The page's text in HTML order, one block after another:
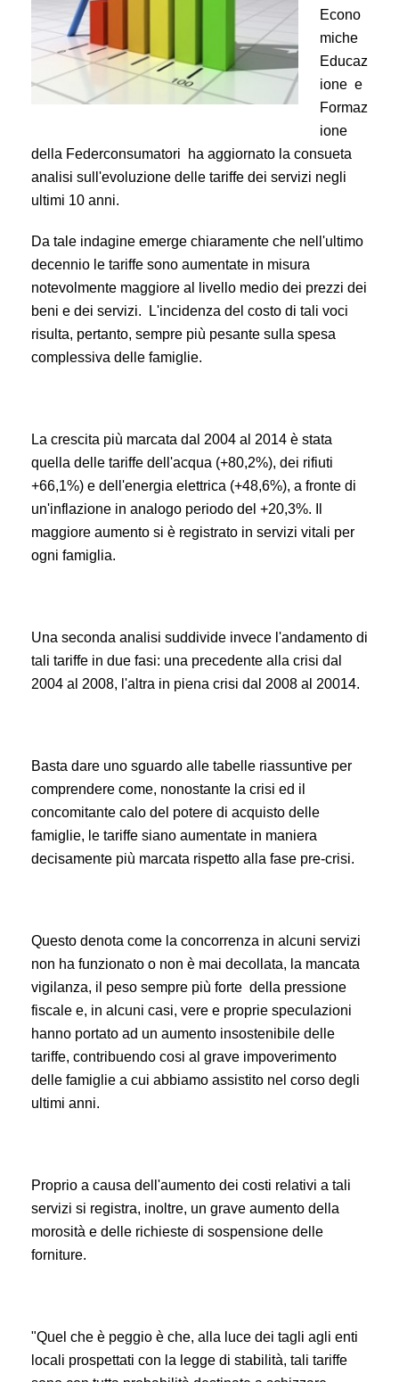
Econo
miche
Educaz
ione e
Formaz
ione
della Federconsumatori ha aggiornato la consueta
analisi sull'evoluzione delle tariffe dei servizi negli
ultimi 10 anni.
Da tale indagine emerge chiaramente che nell'ultimo
decennio le tariffe sono aumentate in misura
notevolmente maggiore al livello medio dei prezzi dei
beni e dei servizi. L'incidenza del costo di tali voci
risulta, pertanto, sempre più pesante sulla spesa
complessiva delle famiglie.
La crescita più marcata dal 2004 al 2014 è stata
quella delle tariffe dell'acqua (+80,2%), dei rifiuti
+66,1%) e dell'energia elettrica (+48,6%), a fronte di
un'inflazione in analogo periodo del +20,3%. Il
maggiore aumento si è registrato in servizi vitali per
ogni famiglia.
Una seconda analisi suddivide invece l'andamento di
tali tariffe in due fasi: una precedente alla crisi dal
2004 al 2008, l'altra in piena crisi dal 2008 al 20014.
Basta dare uno sguardo alle tabelle riassuntive per
comprendere come, nonostante la crisi ed il
concomitante calo del potere di acquisto delle
famiglie, le tariffe siano aumentate in maniera
decisamente più marcata rispetto alla fase pre-crisi.
Questo denota come la concorrenza in alcuni servizi
non ha funzionato o non è mai decollata, la mancata
vigilanza, il peso sempre più forte della pressione
fiscale e, in alcuni casi, vere e proprie speculazioni
hanno portato ad un aumento insostenibile delle
tariffe, contribuendo cosi al grave impoverimento
delle famiglie a cui abbiamo assistito nel corso degli
ultimi anni.
Proprio a causa dell'aumento dei costi relativi a tali
servizi si registra, inoltre, un grave aumento della
morosità e delle richieste di sospensione delle
forniture.
"Quel che è peggio è che, alla luce dei tagli agli enti
locali prospettati con la legge di stabilità, tali tariffe